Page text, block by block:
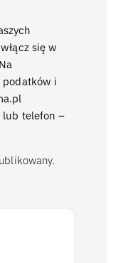
się w
i
lub telefon –